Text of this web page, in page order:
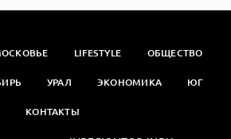
LIFESTYLE ОБЩЕСТВО
УРАЛ ЭКОНОМИКА ЮГ
КОНТАКТЫ